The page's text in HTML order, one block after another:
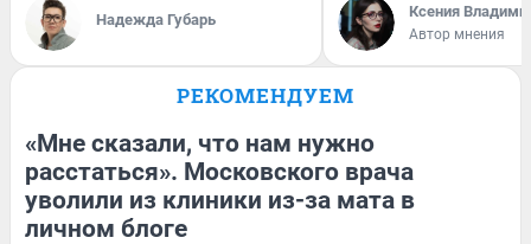
Надежда Губарь Ксения
Автор мнения
РЕКОМЕНДУЕМ
«Мне сказали, что нам нужно
расстаться». Московского врача
уволили из клиники из-за мата в
личном блоге